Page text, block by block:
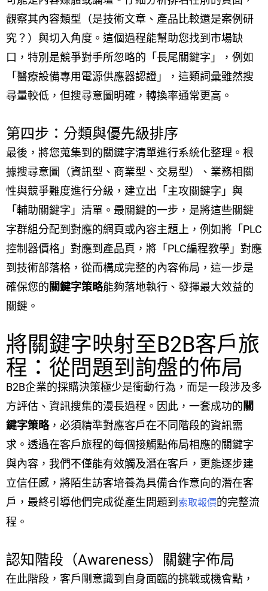
觀察其內容類型（是技術文章、產品比較還是案例研
究？）與切入角度。這個過程能幫助您找到市場缺
口，特別是競爭對手所忽略的「長尾關鍵字」，例如
「醫療設備專用電源供應器認證」，這類詞彙雖然搜
尋量較低，但搜尋意圖明確，轉換率通常更高。
第四步：分類與優先級排序
最後，將您蒐集到的關鍵字清單進行系統化整理。根
據搜尋意圖（資訊型、商業型、交易型）、業務相關
性與競爭難度進行分級，建立出「主攻關鍵字」與
「輔助關鍵字」清單。最關鍵的一步，是將這些關鍵
字群組分配到對應的網頁或內容主題上，例如將「PLC
控制器價格」對應到產品頁，將「PLC編程教學」對應
到技術部落格，從而構成完整的內容佈局，這一步是
確保您的關鍵字策略能夠落地執行、發揮最大效益的
關鍵。
將關鍵字映射至B2B客戶旅
程：從問題到詢盤的佈局
B2B企業的採購決策極少是衝動行為，而是一段涉及多
方評估、資訊搜集的漫長過程。因此，一套成功的關
鍵字策略，必須精準對應客戶在不同階段的資訊需
求。透過在客戶旅程的每個接觸點佈局相應的關鍵字
與內容，我們不僅能有效觸及潛在客戶，更能逐步建
立信任感，將陌生訪客培養為具備合作意向的潛在客
戶，最終引導他們完成從產生問題到 索取報價的完整流
程。
認知階段（Awareness）關鍵字佈局
在此階段，客戶剛意識到自身面臨的挑戰或機會點，